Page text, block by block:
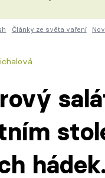
ČESKO NA TALÍŘI
KUCHAŘKA
Články ze světa vaření